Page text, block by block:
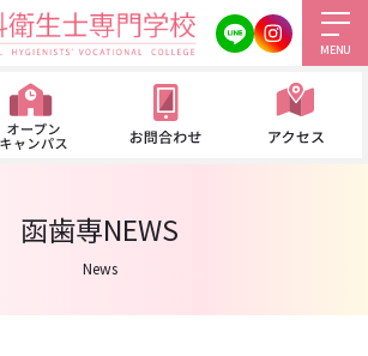
MENU
函歯専NEWS
News